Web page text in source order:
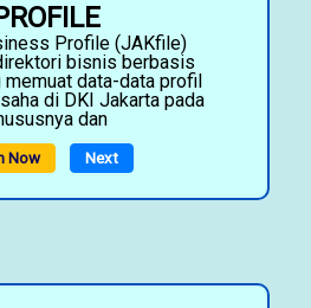
Profile (JAKfile)
bisnis berbasis
data-data profil
di DKI Jakarta pada
dan
Now Next